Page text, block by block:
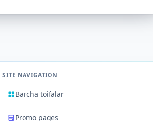
SITE NAVIGATION
Barcha toifalar
Promo pages